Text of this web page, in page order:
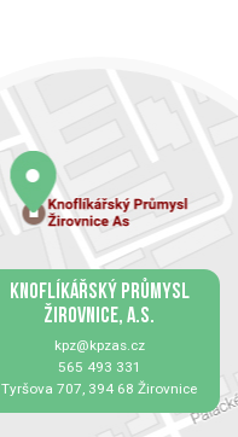
KNOFLÍKÁŘSKÝ PRŮMYSL
ŽIROVNICE, A.S.
kpz@kpzas.cz
565 493 331
Tyršova 707, 394 68 Žirovnice